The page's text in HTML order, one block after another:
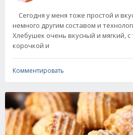
Сегодня у меня тоже простой и
немного другим составом и
Хлебушек очень вкусный и мягкий,
корочкой и
Комментировать